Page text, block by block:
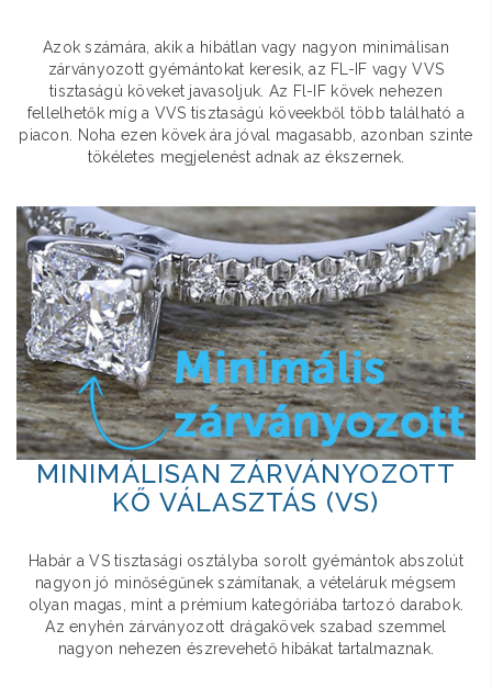
Azok számára, akik a hibátlan vagy nagyon minimálisan
zárványozott gyémántokat keresik, az FL-IF vagy VVS
tisztaságú köveket javasoljuk. Az Fl-IF kövek nehezen
fellelhetők míg a VVS tisztaságú köveekből több található a
piacon. Noha ezen kövek ára jóval magasabb, azonban szinte
tökéletes megjelenést adnak az ékszernek.
MINIMÁLISAN ZÁRVÁNYOZOTT
KŐ VÁLASZTÁS (VS)
Habár a VS tisztasági osztályba sorolt gyémántok abszolút
nagyon jó minőségűnek számítanak, a vételáruk mégsem
olyan magas, mint a prémium kategóriába tartozó darabok.
Az enyhén zárványozott drágakövek szabad szemmel
nagyon nehezen észrevehető hibákat tartalmaznak.